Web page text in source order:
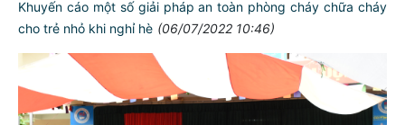
Khuyến cáo một số giải pháp an toàn phòng cháy chữa cháy
cho trẻ nhỏ khi nghỉ hè (06/07/2022 10:46)